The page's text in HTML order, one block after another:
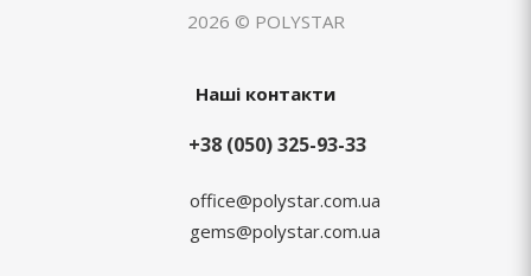
2026 © POLYSTAR
Наші контакти
+38 (050) 325-93-33
office@polystar.com.ua
gems@polystar.com.ua